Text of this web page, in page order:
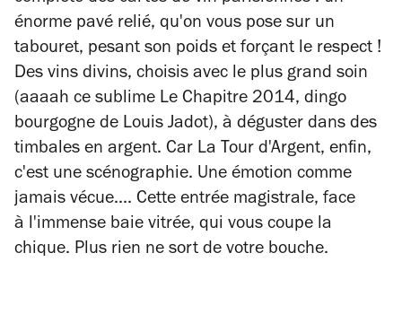
énorme pavé relié, qu'on vous pose sur un
tabouret, pesant son poids et forçant le respect !
Des vins divins, choisis avec le plus grand soin
(aaaah ce sublime Le Chapitre 2014, dingo
bourgogne de Louis Jadot), à déguster dans des
timbales en argent. Car La Tour d'Argent, enfin,
c'est une scénographie. Une émotion comme
jamais vécue.... Cette entrée magistrale, face
à l'immense baie vitrée, qui vous coupe la
chique. Plus rien ne sort de votre bouche.